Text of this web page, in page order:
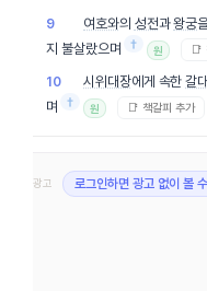
9 여호와의 성전과왕궁
지 불살랐으며
† 원 📑
10 시위대장에게 속한갈
며
† 원 📑 책갈피 추가
광고 로그인하면 광고 없이 볼